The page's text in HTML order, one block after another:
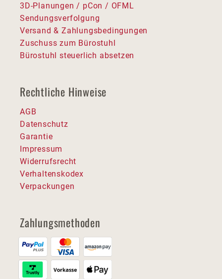
3D-Planungen / pCon / OFML
Sendungsverfolgung
Versand & Zahlungsbedingungen
Zuschuss zum Bürostuhl
Bürostuhl steuerlich absetzen
Rechtliche Hinweise
AGB
Datenschutz
Garantie
Impressum
Widerrufsrecht
Verhaltenskodex
Verpackungen
Zahlungsmethoden